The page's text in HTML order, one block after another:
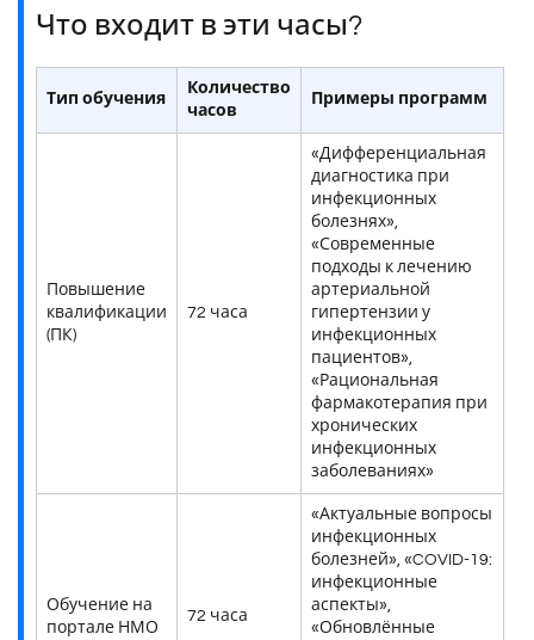
Что входит в эти часы?
Тип обучения
Количество
часов
Примеры программ
Повышение
квалификации
(ПК)
72 часа
«Дифференциальная
диагностика при
инфекционных
болезнях»,
«Современные
подходы к лечению
артериальной
гипертензии у
инфекционных
пациентов»,
«Рациональная
фармакотерапия при
хронических
инфекционных
заболеваниях»
Обучение на
портале НМО
72 часа
«Актуальные вопросы
инфекционных
болезней», «COVID-19:
инфекционные
аспекты»,
«Обновлённые